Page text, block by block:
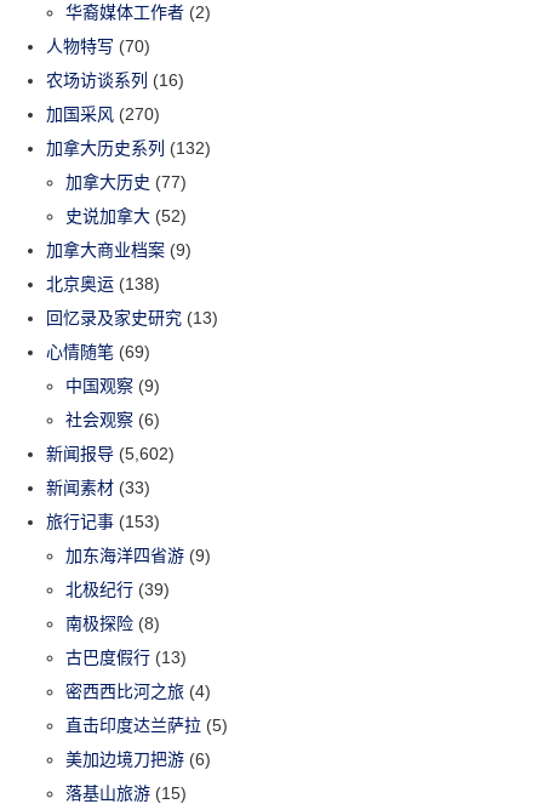
华裔媒体工作者 (2)
人物特写 (70)
农场访谈系列 (16)
加国采风 (270)
加拿大历史系列 (132)
加拿大历史 (77)
史说加拿大 (52)
加拿大商业档案 (9)
北京奥运 (138)
回忆录及家史研究 (13)
心情随笔 (69)
中国观察 (9)
社会观察 (6)
新闻报导 (5,602)
新闻素材 (33)
旅行记事 (153)
加东海洋四省游 (9)
北极纪行 (39)
南极探险 (8)
古巴度假行 (13)
密西西比河之旅 (4)
直击印度达兰萨拉 (5)
美加边境刀把游 (6)
落基山旅游 (15)